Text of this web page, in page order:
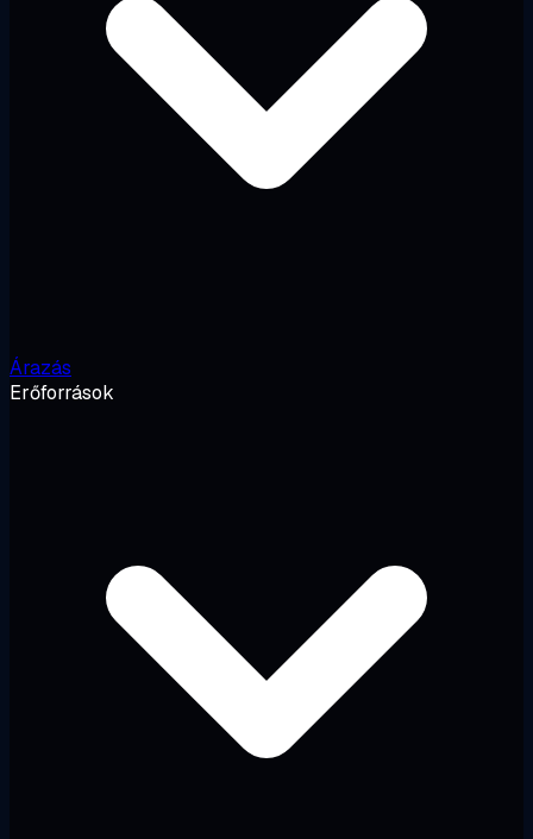
Árazás
Erőforrások